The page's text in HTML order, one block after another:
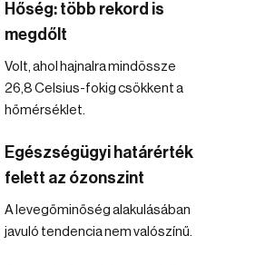
Hőség: több rekord is
megdőlt
Volt, ahol hajnalra mindössze
26,8 Celsius-fokig csökkent a
hőmérséklet.
Egészségügyi határérték
felett az ózonszint
A levegőminőség alakulásában
javuló tendencia nem valószínű.